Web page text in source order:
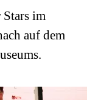
Stars im
auf dem